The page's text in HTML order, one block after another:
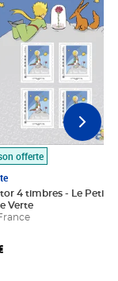
offerte
4 timbres - Le Petit
Verte